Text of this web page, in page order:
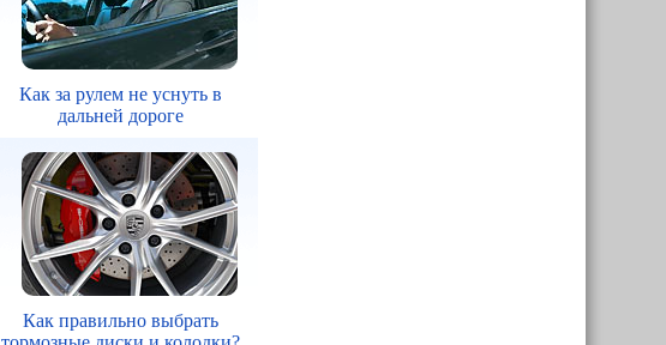
Как за рулем не уснуть в
дальней дороге
Как правильно выбрать